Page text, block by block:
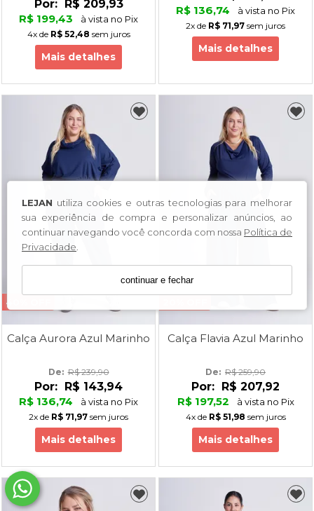
LEJAN utiliza cookies e outras tecnologias para melhorar
sua experiência de compra e personalizar anúncios, ao
continuar navegando você concorda com nossa Política de
Privacidade.
continuar e fechar
Por: R$ 209,93
R$ 199,43
à vista no Pix
4xde R$ 52,48 sem juros
Mais detalhes
R$ 136,74
à vista no Pix
2x de R$ 71,97 sem juros
Mais detalhes
40% OFF
Calça Aurora Azul Marinho
De: R$ 239,90
Por:
R$ 143,94
R$ 136,74
à vista no Pix
2x de R$ 71,97 sem juros
Mais detalhes
Calça Flavia Azul Marinho
De: R$ 259,90
Por:
R$ 207,92
R$ 197,52
à vista no Pix
4xde R$ 51,98 sem juros
Mais detalhes